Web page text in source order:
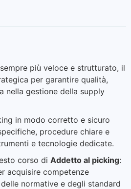
più veloce e strutturato, il
per garantire qualità,
nella gestione della supply
in modo corretto e sicuro
procedure chiare e
e tecnologie dedicate.
corso di Addetto al picking:
acquisire competenze
normative e degli standard